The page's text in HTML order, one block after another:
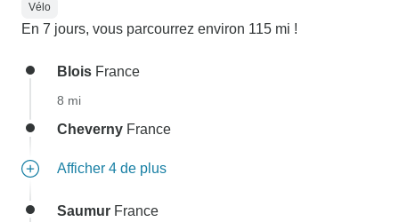
Vélo
En 7 jours, vous parcourrez environ 115 mi !
Blois France
8 mi
Cheverny France
Afficher 4 de plus
Saumur France